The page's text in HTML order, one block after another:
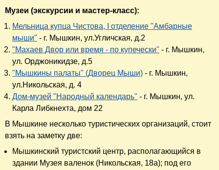
Музеи (экскурсии и мастер-класс):
Мельница купца Чистова, I отделение "Амбарные
мыши" - г. Мышкин, ул.Угличская, д.2
"Махаев Двор или время - по купечески" - г. Мышкин,
ул. Орджоникидзе, д.5
"Мышкины палаты" (Дворец Мыши) - г. Мышкин,
ул.Никольская, д. 4
Дом-музей "Народный календарь" - г. Мышкин, ул.
Карла Либкнехта, дом 22
В Мышкине несколько туристических организаций, стоит
взять на заметку две:
Мышкинский туристский центр, располагающийся в
здании Музея валенок (Никольская, 18а); под его